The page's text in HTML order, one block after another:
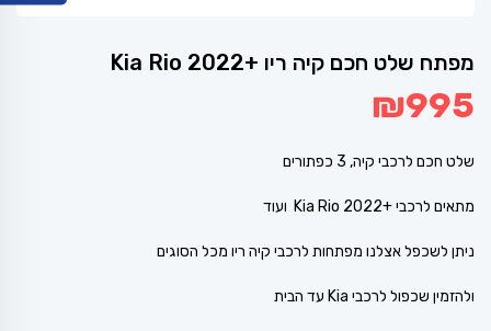
מפתח שלט חכם קיה ריו +2022 Kia Rio
₪995
שלט חכם לרכבי קיה, 3 כפתורים
מתאים לרכבי +Kia Rio 2022 ועוד
ניתן לשכפל אצלנו מפתחות לרכבי קיה ריו מכל הסוגים
ולהזמין שכפול לרכבי Kia עד הבית